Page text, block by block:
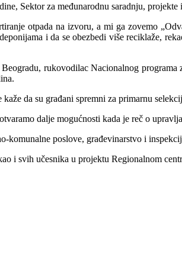
Sektor za međunarodnu saradnju,
otpada na izvoru, a mi ga zovemo
i da se obezbedi više reciklaže,
rukovodilac Nacionalnog
da su građani spremni za primarnu
dalje mogućnosti kada je reč o
komunalne poslove, građevinarstvo i
i svih učesnika u projektu Regionalnom